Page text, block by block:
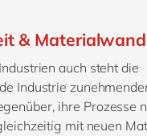
&
auch steht die
Industrie
ihre Prozesse
mit neuen